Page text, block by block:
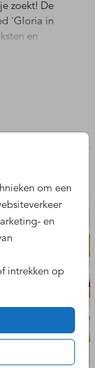
om een
en
intrekken op
zoekt! De
´Gloria in
en